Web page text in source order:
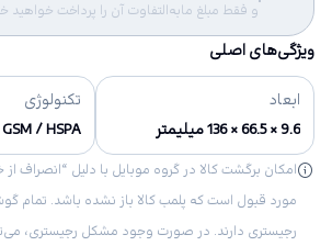
و فقط مبلغ مابه‌التفاوت آن را پرداخت خواهید
ویژگی‌های اصلی
ابعاد
9.6 × 66.5 × 136 میلیمتر
تکنولوژی
GSM / HSPA
امکان برگشت کالا در گروه موبایل با دلیل “انصراف
مورد قبول است که پلمب کالا باز نشده باشد.
رجیستری دارند. در صورت وجود مشکل رجیستری،